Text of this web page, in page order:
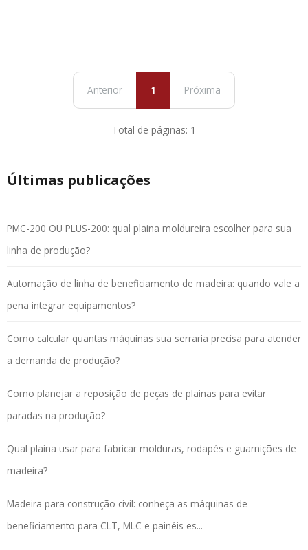
Anterior 1 Próxima
Total de páginas: 1
Últimas publicações
PMC-200 OU PLUS-200: qual plaina moldureira escolher para sua
linha de produção?
Automação de linha de beneficiamento de madeira: quando vale a
pena integrar equipamentos?
Como calcular quantas máquinas sua serraria precisa para atender
a demanda de produção?
Como planejar a reposição de peças de plainas para evitar
paradas na produção?
Qual plaina usar para fabricar molduras, rodapés e guarnições de
madeira?
Madeira para construção civil: conheça as máquinas de
beneficiamento para CLT, MLC e painéis es...